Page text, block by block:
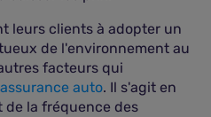
leurs clients à adopter un
de l'environnement au
facteurs qui
auto. Il s'agit en
de la fréquence des